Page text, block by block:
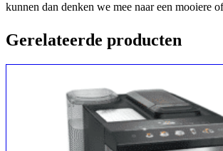
kunnen dan denken we mee naar een mooiere
Gerelateerde producten